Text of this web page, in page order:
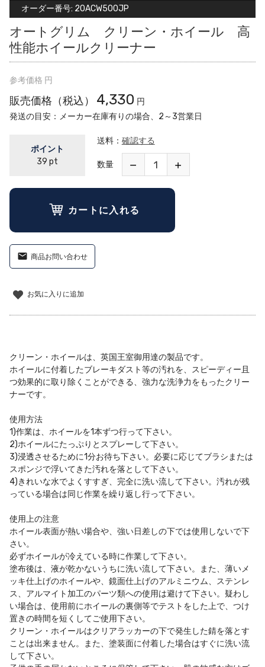
オーダー番号: 20ACW500JP
オートグリム クリーン・ホイール 高
性能ホイールクリーナー
参考価格 円
販売価格（税込） 4,330 円
発送の目安
メーカー在庫有りの場合、2～3営業日
ポイント
39 pt
送料： 確認する
数量
カートに入れる
商品お問い合わせ
お気に入りに追加
クリーン・ホイールは、英国王室御用達の製品です。
ホイールに付着したブレーキダスト等の汚れを、スピーディー且
つ効果的に取り除くことができる、強力な洗浄力をもったクリー
ナーです。
使用方法
1)作業は、ホイールを1本ずつ行って下さい。
2)ホイールにたっぷりとスプレーして下さい。
3)浸透させるために1分お待ち下さい。必要に応じてブラシまたは
スポンジで浮いてきた汚れを落として下さい。
4)きれいな水でよくすすぎ、完全に洗い流して下さい。汚れが残
っている場合は同じ作業を繰り返し行って下さい。
使用上の注意
ホイール表面が熱い場合や、強い日差しの下では使用しないで下
さい。
必ずホイールが冷えている時に作業して下さい。
塗布後は、液が乾かないうちに洗い流して下さい。また、薄いメ
ッキ仕上げのホイールや、鏡面仕上げのアルミニウム、ステンレ
ス、アルマイト加工のパーツ類への使用は避けて下さい。疑わし
い場合は、使用前にホイールの裏側等でテストをした上で、つけ
置きの時間を短くしてご使用下さい。
クリーン・ホイールはクリアラッカーの下で発生した錆を落とす
ことは出来ません。また、塗装面に付着した場合はすぐに洗い流
して下さい。